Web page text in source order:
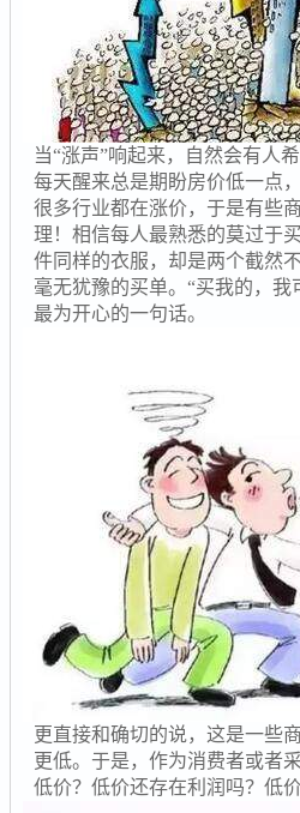
当“涨声”响起来，自然会有人
每天醒来总是期盼房价低一点
很多行业都在涨价，于是有些
理！相信每人最熟悉的莫过于
件同样的衣服，却是两个截然
毫无犹豫的买单。“买我的，
最为开心的一句话。
更直接和确切的说，这是一些
更低。于是，作为消费者或者
低价？低价还存在利润吗？低